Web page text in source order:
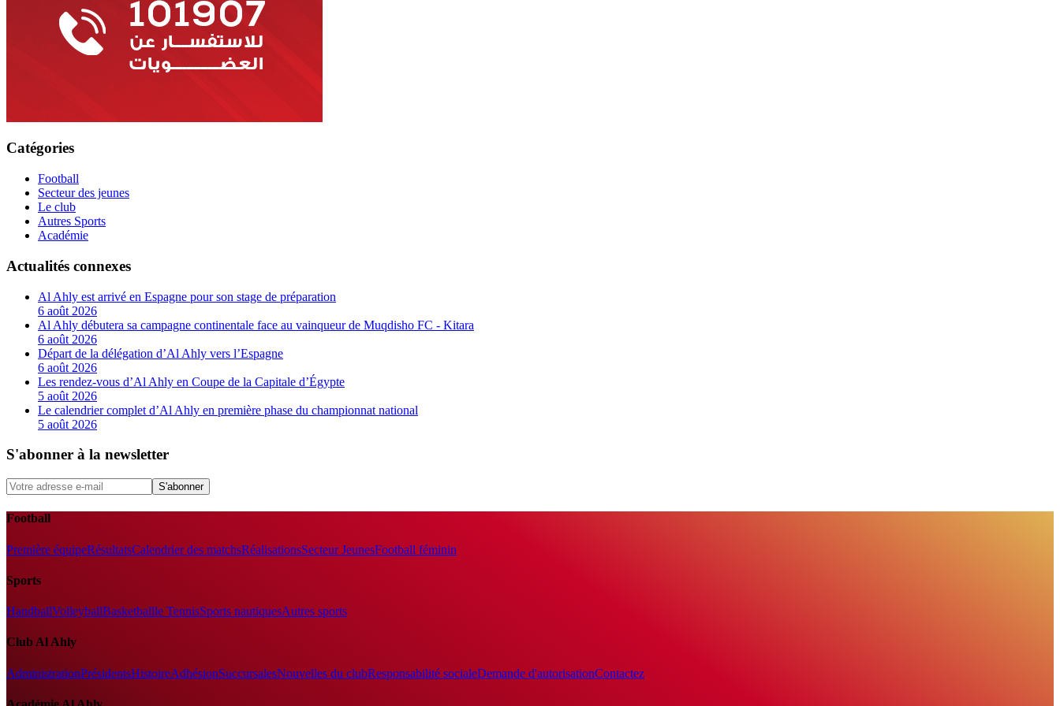
Catégories
Football
Secteur des jeunes
Le club
Autres Sports
Académie
Actualités connexes
Al Ahly est arrivé en Espagne pour son stage de préparation
6 août 2026
Al Ahly débutera sa campagne continentale face au vainqueur de Muqdisho FC - Kitara
6 août 2026
Départ de la délégation d’Al Ahly vers l’Espagne
6 août 2026
Les rendez-vous d’Al Ahly en Coupe de la Capitale d’Égypte
5 août 2026
Le calendrier complet d’Al Ahly en première phase du championnat national
5 août 2026
S'abonner à la newsletter
S'abonner
Football
Première équipeRésultatsCalendrier des matchsRéalisationsSecteur JeunesFootball féminin
Sports
HandballVolleyballBasketballle TennisSports nautiquesAutres sports
Club Al Ahly
AdministrationPrésidentsHistoireAdhésionSuccursalesNouvelles du clubResponsabilité socialeDemande d'autorisationContactez